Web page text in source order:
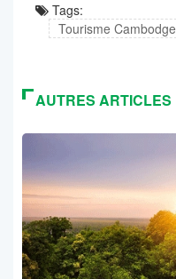
Tags:
Tourisme Cambodge
AUTRES ARTICLES